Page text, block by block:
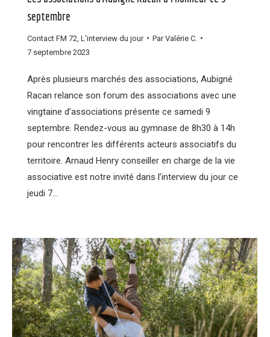
septembre
Contact FM 72 L'interview du jour ParValérie C.
7 septembre 2023
Après plusieurs marchés des associations, Aubigné
Racan relance son forum des associations avec une
vingtaine d’associations présente ce samedi 9
septembre. Rendez-vous au gymnase de 8h30 à 14h
pour rencontrer les différents acteurs associatifs du
territoire. Arnaud Henry conseiller en charge de la vie
associative est notre invité dans l’interview du jour ce
jeudi 7…